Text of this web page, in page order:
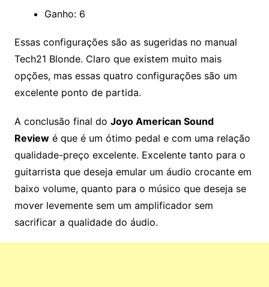
Ganho: 6
Essas configurações são as sugeridas no manual
Tech21 Blonde. Claro que existem muito mais
opções, mas essas quatro configurações são um
excelente ponto de partida.
A conclusão final do Joyo American Sound
Reviewé que é um ótimo pedal e com uma relação
qualidade-preço excelente. Excelente tanto para o
guitarrista que deseja emular um áudio crocante em
baixo volume, quanto para o músico que deseja se
mover levemente sem um amplificador sem
sacrificar a qualidade do áudio.